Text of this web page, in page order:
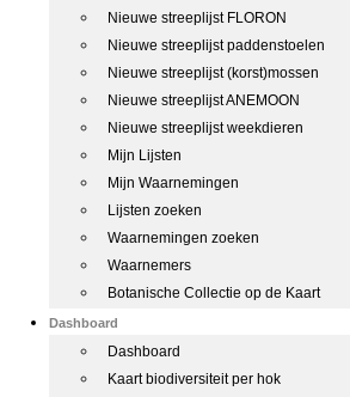
Nieuwe streeplijst FLORON
Nieuwe streeplijst paddenstoelen
Nieuwe streeplijst (korst)mossen
Nieuwe streeplijst ANEMOON
Nieuwe streeplijst weekdieren
Mijn Lijsten
Mijn Waarnemingen
Lijsten zoeken
Waarnemingen zoeken
Waarnemers
Botanische Collectie op de Kaart
Dashboard
Dashboard
Kaart biodiversiteit per hok